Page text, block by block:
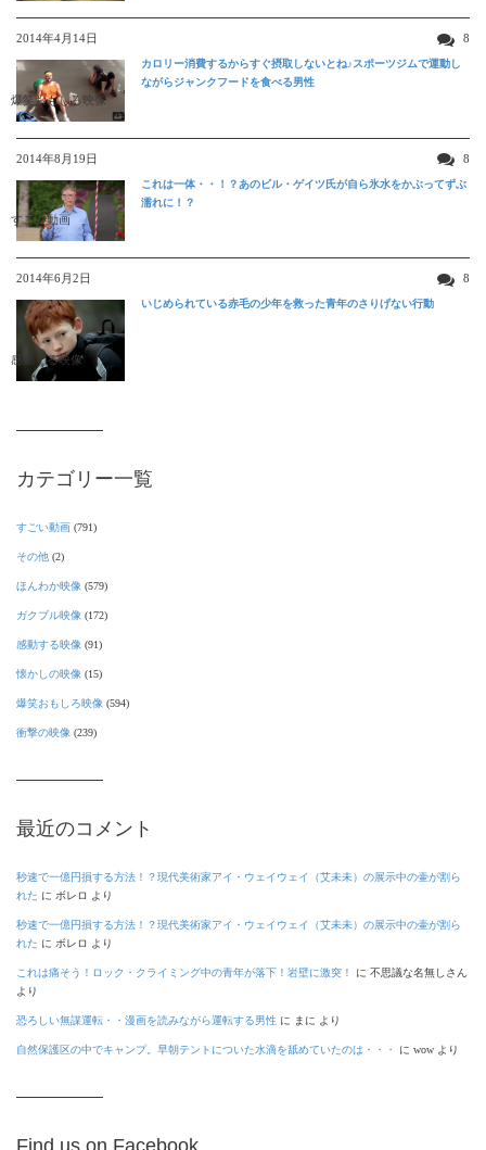
2014年4月14日 8
爆笑おもしろ映像
カロリー消費するからすぐ摂取しないとね♪スポーツジムで運動し
ながらジャンクフードを食べる男性
2014年8月19日 8
すごい動画
これは一体・・！？あのビル・ゲイツ氏が自ら氷水をかぶってずぶ
濡れに！？
2014年6月2日 8
感動する映像
いじめられている赤毛の少年を救った青年のさりげない行動
カテゴリー一覧
すごい動画 (791)
その他 (2)
ほんわか映像 (579)
ガクブル映像 (172)
感動する映像 (91)
懐かしの映像 (15)
爆笑おもしろ映像 (594)
衝撃の映像 (239)
最近のコメント
秒速で一億円損する方法！？現代美術家アイ・ウェイウェイ（艾未未）の展示中の壷が割ら
れた に ボレロ より
秒速で一億円損する方法！？現代美術家アイ・ウェイウェイ（艾未未）の展示中の壷が割ら
れた に ボレロ より
これは痛そう！ロック・クライミング中の青年が落下！岩壁に激突！ に 不思議な名無しさん
より
恐ろしい無謀運転・・漫画を読みながら運転する男性 に まに より
自然保護区の中でキャンプ。早朝テントについた水滴を舐めていたのは・・・ に wow より